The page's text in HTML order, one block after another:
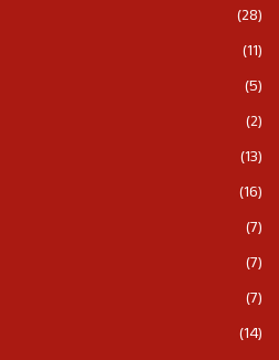
(28)
(11)
(5)
(2)
(13)
(16)
(7)
(7)
(7)
(14)